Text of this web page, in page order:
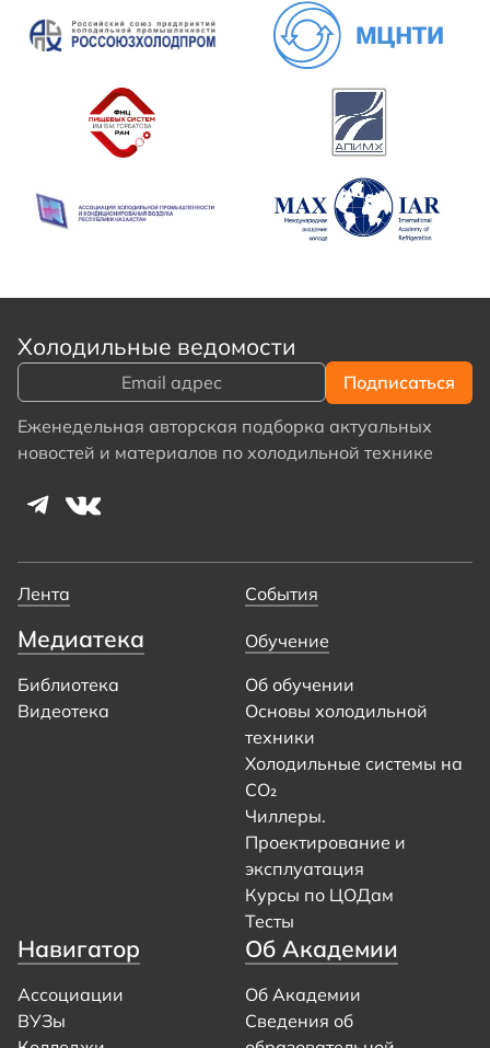
Холодильные ведомости
Еженедельная авторская подборка актуальных
новостей и материалов по холодильной технике
Лента События
Медиатека
Библиотека
Видеотека
Обучение
Об обучении
Основы холодильной
техники
Холодильные системы на
CO₂
Чиллеры.
Проектирование и
эксплуатация
Курсы по ЦОДам
Тесты
Навигатор
Ассоциации
ВУЗы
Об Академии
Об Академии
Сведения об